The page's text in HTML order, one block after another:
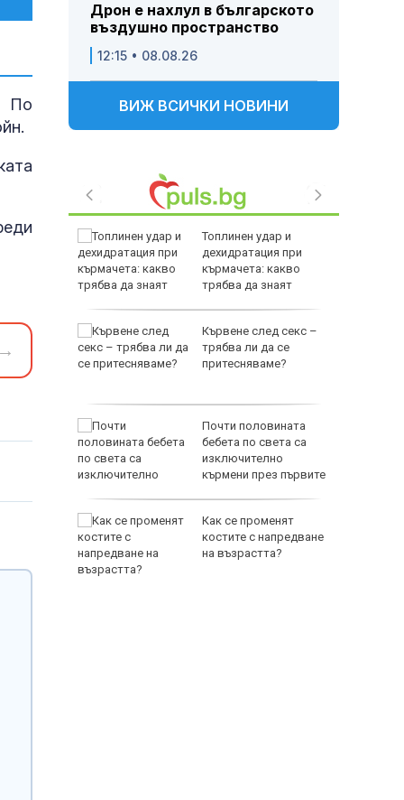
По
Дрон е нахлул в българското
въздушно пространство
12:15 • 08.08.26
ВИЖ ВСИЧКИ НОВИНИ
на
юли
УЕФА
Топлинен удар и
дехидратация при
кърмачета: какво
трябва да знаят
Кървене след секс –
трябва ли да се
притесняваме?
Почти половината
бебета по света са
изключително
кърмени през първите
Как се променят
костите с напредване
на възрастта?